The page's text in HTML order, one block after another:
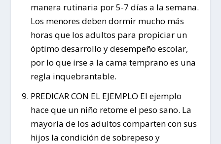
manera rutinaria por 5-7 días a la semana.
Los menores deben dormir mucho más
horas que los adultos para propiciar un
óptimo desarrollo y desempeño escolar,
por lo que irse a la cama temprano es una
regla inquebrantable.
PREDICAR CON EL EJEMPLO El ejemplo
hace que un niño retome el peso sano. La
mayoría de los adultos comparten con sus
hijos la condición de sobrepeso y